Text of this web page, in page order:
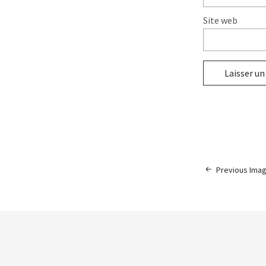
Site web
Previous